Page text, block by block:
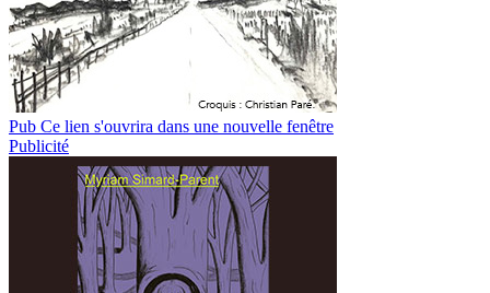
Pub Ce lien s'ouvrira dans une nouvelle fenêtre
Publicité